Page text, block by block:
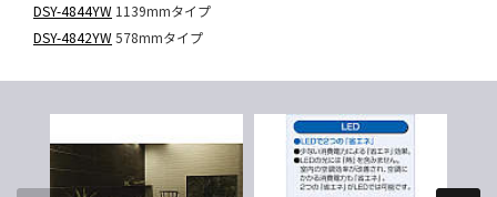
DSY-4844YW 1139mmタイプ
DSY-4842YW578mmタイプ